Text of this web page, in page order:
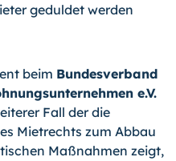
geduldet werden
beim Bundesverband
e.V.
Fall der die
Mietrechts zum Abbau
Maßnahmen zeigt,